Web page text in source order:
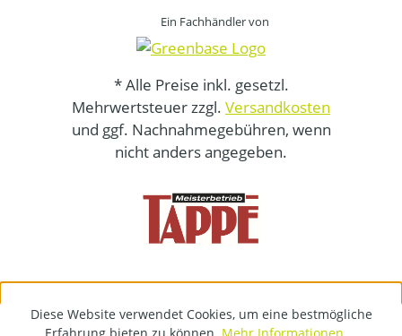
Ein Fachhändler von
* Alle Preise inkl. gesetzl.
Mehrwertsteuer zzgl. Versandkosten
und ggf. Nachnahmegebühren, wenn
nicht anders angegeben.
Diese Website verwendet Cookies, um eine bestmögliche